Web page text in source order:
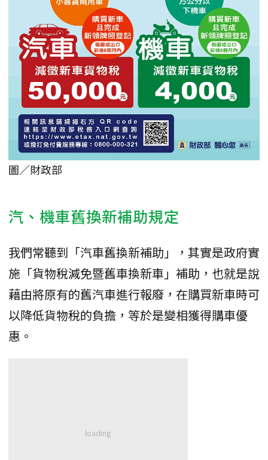
圖／財政部
汽、機車舊換新補助規定
我們常聽到「汽車舊換新補助」，其實是政府實
施「貨物稅減免暨舊車換新車」補助，也就是說
藉由將原有的舊汽車進行報廢，在購買新車時可
以降低貨物稅的負擔，等於是變相獲得購車優
惠。